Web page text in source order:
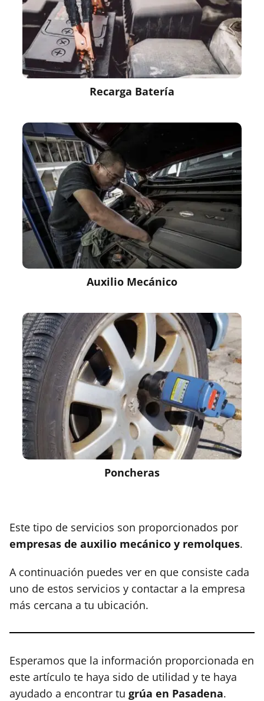
Recarga Batería
Auxilio Mecánico
Poncheras
Este tipo de servicios son proporcionados por
empresas de auxilio mecánico y remolques.
A continuación puedes ver en que consiste cada
uno de estos servicios y contactar a la empresa
más cercana a tu ubicación.
Esperamos que la información proporcionada en
este artículo te haya sido de utilidad y te haya
ayudado a encontrar tu grúa en Pasadena.